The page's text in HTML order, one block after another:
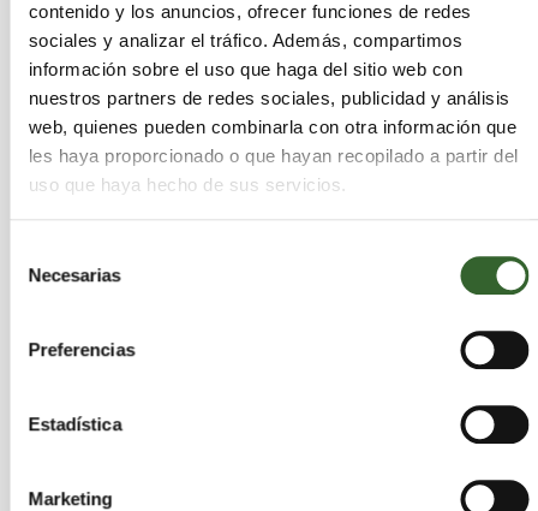
contenido y los anuncios, ofrecer funciones de redes
sociales y analizar el tráfico. Además, compartimos
información sobre el uso que haga del sitio web con
nuestros partners de redes sociales, publicidad y análisis
web, quienes pueden combinarla con otra información que
les haya proporcionado o que hayan recopilado a partir del
uso que haya hecho de sus servicios.
Necesarias
Preferencias
Estadística
Marketing
AMBAR PLUS, S.L.
Madrid | Trabaja en Madrid
Guadalajara,Toledo,Segovia
Actividades que desarrollan:Retirada, transporte
y gestión de residuos peligrosos y no
(lavapistolas y lavapiezas), Limpieza de
Retirada de fibrocemento
Disolventes, Equipos Electronicos, Escorias,
Textiles, Toner, VFU, Vidrio, Papel